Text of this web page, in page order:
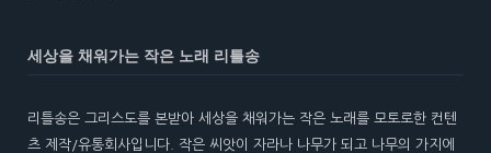
세상을 채워가는 작은 노래 리틀송
리틀송은 그리스도를 본받아 세상을 채워가는 작은 노래를 모토로한 컨텐
츠 제작/유통회사입니다. 작은 씨앗이 자라나 나무가 되고 나무의 가지에